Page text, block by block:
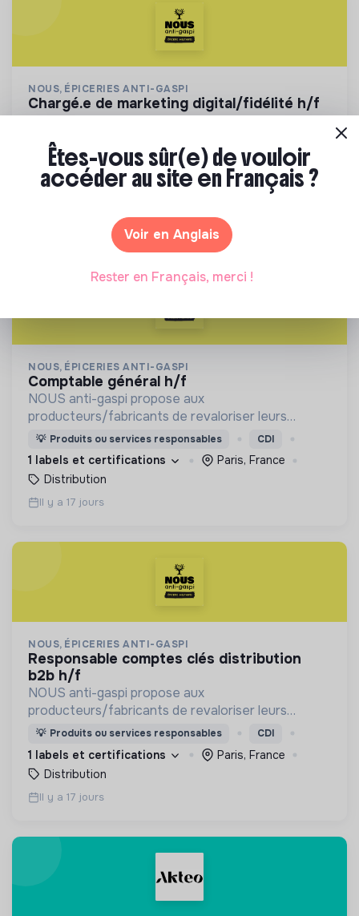
NOUS, ÉPICERIES ANTI-GASPI
chargé.e de marketing digital/fidélité h/f
NOUS anti-gaspi propose aux
producteurs/fabricants de revaloriser leurs
produits déclassés et invendus à prix juste et
offre aux consommateurs un mode de
consommation qualitatif et éco-responsable
Produits ou services responsables Stage
1 labels et certifications
Paris, France
NOUS, ÉPICERIES ANTI-GASPI
comptable général h/f
NOUS anti-gaspi propose aux
producteurs/fabricants de revaloriser leurs
produits déclassés et invendus à prix juste et
offre aux consommateurs un mode de
consommation qualitatif et éco-responsable
💡 Produits ou services responsables CDI
1 labels et certifications
Paris, France
Distribution
Il y a 17 jours
NOUS, ÉPICERIES ANTI-GASPI
responsable comptes clés distribution
b2b h/f
NOUS anti-gaspi propose aux
producteurs/fabricants de revaloriser leurs
produits déclassés et invendus à prix juste et
offre aux consommateurs un mode de
consommation qualitatif et éco-responsable
💡 Produits ou services responsables CDI
1 labels et certifications
Paris, France
Distribution
Il y a 17 jours
Êtes-vous sûr(e) de vouloir
accéder au site en Français ?
Voir en Anglais
Rester en Français, merci !